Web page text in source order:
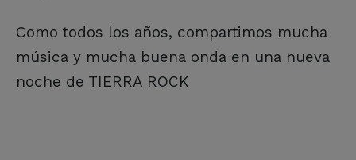
Como todos los años, compartimos mucha
música y mucha buena onda en una nueva
noche de TIERRA ROCK